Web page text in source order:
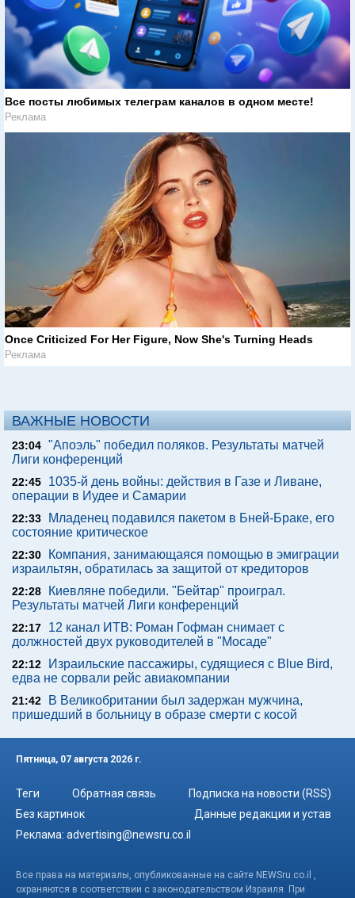
Все посты любимых телеграм каналов в одном месте!
Реклама
Once Criticized For Her Figure, Now She's Turning Heads
Реклама
ВАЖНЫЕ НОВОСТИ
23:04 "Апоэль" победил поляков. Результаты матчей
Лиги конференций
22:45
1035-й день войны: действия в Газе и Ливане,
операции в Иудее и Самарии
22:33
Младенец подавился пакетом в Бней-Браке, его
состояние критическое
22:30
Компания, занимающаяся помощью в эмиграции
израильтян, обратилась за защитой от кредиторов
22:28
Киевляне победили. "Бейтар" проиграл.
Результаты матчей Лиги конференций
22:17
12 канал ИТВ: Роман Гофман снимает с
должностей двух руководителей в "Мосаде"
22:12
Израильские пассажиры, судящиеся с Blue Bird,
едва не сорвали рейс авиакомпании
21:42
В Великобритании был задержан мужчина,
пришедший в больницу в образе смерти с косой
Пятница, 07 августа 2026 г.
Теги Обратная связь
Подписка на новости (RSS)
Без картинок
Данные редакции и устав
Реклама: advertising@newsru.co.il
Все права на материалы, опубликованные на сайте NEWSru.co.il ,
охраняются в соответствии с законодательством Израиля. При